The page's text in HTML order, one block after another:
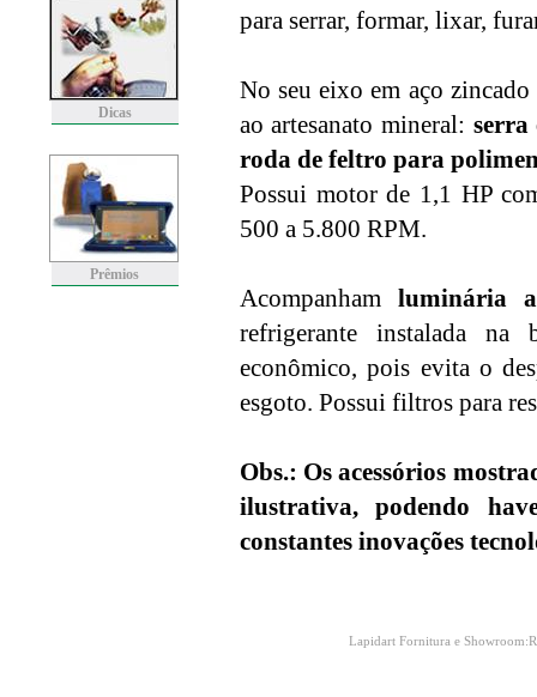
Dicas
Prêmios
para serrar, formar, lixar,
No seu eixo em aço zincado
ao artesanato mineral: serra
roda de feltro para
Possui motor de 1,1 HP
500 a 5.800 RPM.
Acompanham luminária
refrigerante instalada na
econômico, pois evita o
esgoto. Possui filtros para
Obs.: Os acessórios
ilustrativa, podendo
constantes inovações
Lapidart Fornitura e